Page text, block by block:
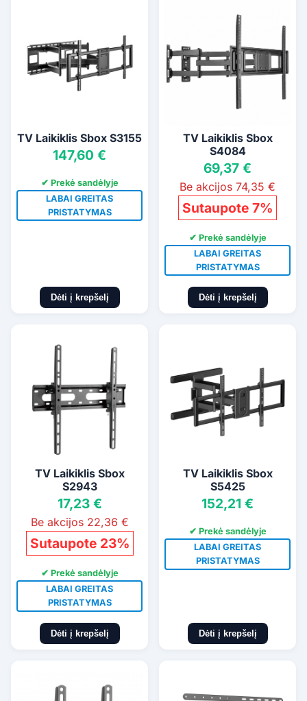
TV Laikiklis Sbox S3155
147,60 €
✔ Prekė sandėlyje
LABAI GREITAS
PRISTATYMAS
Dėti į krepšelį
TV Laikiklis Sbox
S4084
69,37 €
Be akcijos 74,35 €
Sutaupote 7%
✔ Prekė sandėlyje
LABAI GREITAS
PRISTATYMAS
Dėti į krepšelį
TV Laikiklis Sbox
S2943
17,23 €
Be akcijos 22,36 €
Sutaupote 23%
✔ Prekė sandėlyje
LABAI GREITAS
PRISTATYMAS
Dėti į krepšelį
TV Laikiklis Sbox
S5425
152,21 €
✔ Prekė sandėlyje
LABAI GREITAS
PRISTATYMAS
Dėti į krepšelį